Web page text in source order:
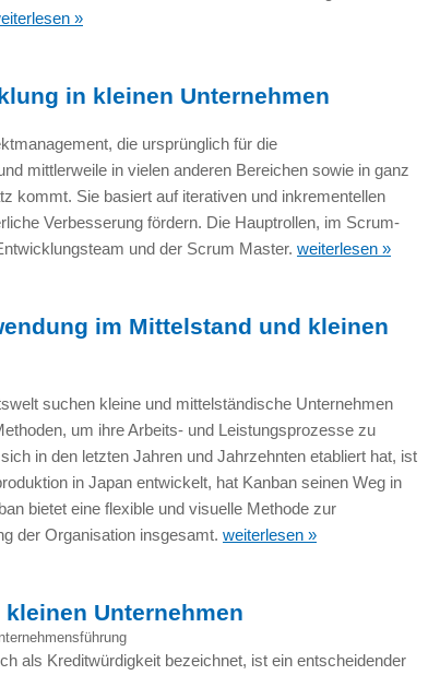
»
in kleinen Unternehmen
die ursprünglich für die
mittlerweile in vielen anderen Bereichen sowie in ganz
kommt. Sie basiert auf iterativen und inkrementellen
Verbesserung fördern. Die Hauptrollen, im Scrum-
und der Scrum Master. weiterlesen »
im Mittelstand und kleinen
suchen kleine und mittelständische Unternehmen
um ihre Arbeits- und Leistungsprozesse zu
in den letzten Jahren und Jahrzehnten etabliert hat, ist
in Japan entwickelt, hat Kanban seinen Weg in
bietet eine flexible und visuelle Methode zur
der Organisation insgesamt. weiterlesen »
Unternehmen
als Kreditwürdigkeit bezeichnet, ist ein entscheidender